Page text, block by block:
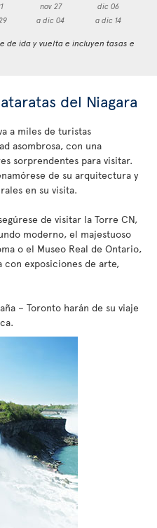
nov 27
a dic 04
dic 06
a dic 14
de ida y vuelta e incluyen tasas e
del Niagara
a miles de turistas
asombrosa, con una
sorprendentes para visitar.
de su arquitectura y
en su visita.
de visitar la Torre CN,
moderno, el majestuoso
o el Museo Real de Ontario,
con exposiciones de arte,
– Toronto harán de su viaje